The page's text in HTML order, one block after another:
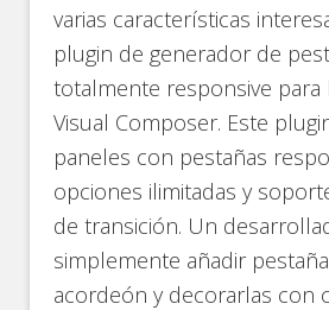
varias características
plugin de generador de
totalmente responsive para
Visual Composer. Este
paneles con pestañas
opciones ilimitadas y
de transición. Un
simplemente añadir
acordeón y decorarlas con